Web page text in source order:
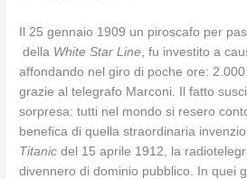
Il 25 gennaio 1909 un piroscafo per
della White Star Line , fu investito a
affondando nel giro di poche ore:
grazie al telegrafo Marconi. Il fatto
sorpresa: tutti nel mondo si resero
benefica di quella straordinaria
Titanic del 15 aprile 1912, la
divennero di dominio pubblico. In quei